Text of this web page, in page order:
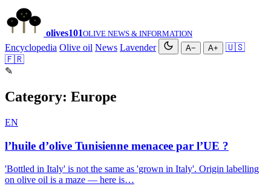
olives101OLIVE NEWS & INFORMATION
Encyclopedia Olive oil News Lavender A− A+
🇺🇸
🇫🇷
✎
Category: Europe
EN
l’huile d’olive Tunisienne menacee par l’UE ?
'Bottled in Italy' is not the same as 'grown in Italy'. Origin labelling
on olive oil is a maze — here is…